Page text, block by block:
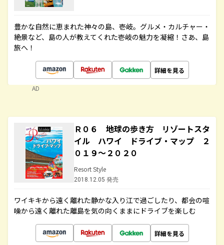
豊かな自然に恵まれた神々の島、壱岐。グルメ・カルチャー・
絶景など、島の人が教えてくれた壱岐の魅力を凝縮！さあ、島
旅へ！
詳細を見る
AD
Ｒ０６ 地球の歩き方 リゾートスタ
イル ハワイ ドライブ・マップ ２
０１９～２０２０
Resort Style
2018.12.05 発売
ワイキキから遠く離れた静かな入り江で過ごしたり、都会の喧
噪から遠く離れた離島を気の向くままにドライブを楽しむ
詳細を見る